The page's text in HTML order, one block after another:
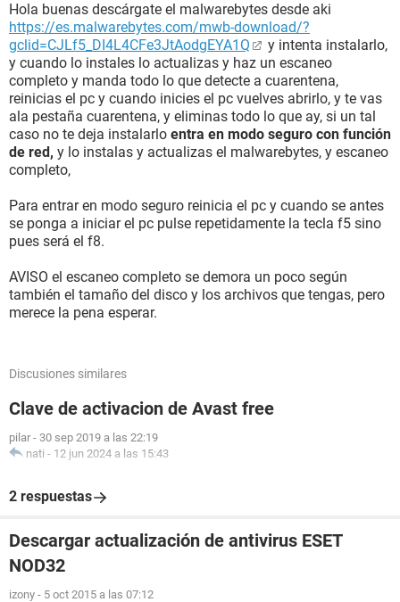
Hola buenas descárgate el malwarebytes desde aki
https://es.malwarebytes.com/mwb-download/?
gclid=CJLf5_DI4L4CFe3JtAodgEYA1Q
y intenta instalarlo,
y cuando lo instales lo actualizas y haz un escaneo
completo y manda todo lo que detecte a cuarentena,
reinicias el pc y cuando inicies el pc vuelves abrirlo, y te vas
ala pestaña cuarentena, y eliminas todo lo que ay, si un tal
caso no te deja instalarlo entra en modo seguro con función
de red, y lo instalas y actualizas el malwarebytes, y escaneo
completo,
Para entrar en modo seguro reinicia el pc y cuando se antes
se ponga a iniciar el pc pulse repetidamente la tecla f5 sino
pues será el f8.
AVISO el escaneo completo se demora un poco según
también el tamaño del disco y los archivos que tengas, pero
merece la pena esperar.
Discusiones similares
Clave de activacion de Avast free
pilar - 30 sep 2019 a las 22:19
nati - 12 jun 2024 a las 15:43
2 respuestas
Descargar actualización de antivirus ESET
NOD32
izony - 5 oct 2015 a las 07:12